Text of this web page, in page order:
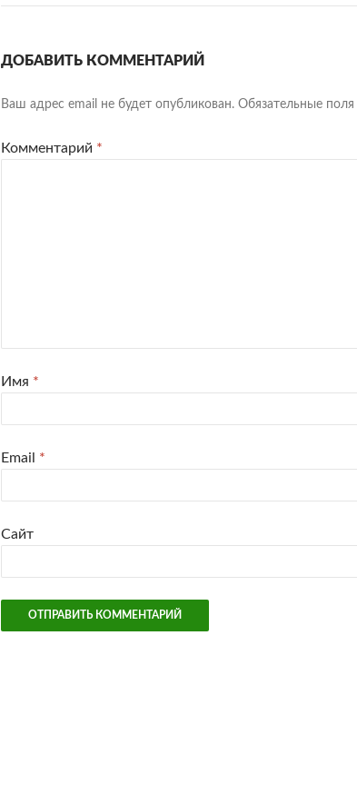
ДОБАВИТЬ КОММЕНТАРИЙ
Ваш адрес email не будет опубликован. Обязательные
Комментарий *
Имя *
Email *
Сайт